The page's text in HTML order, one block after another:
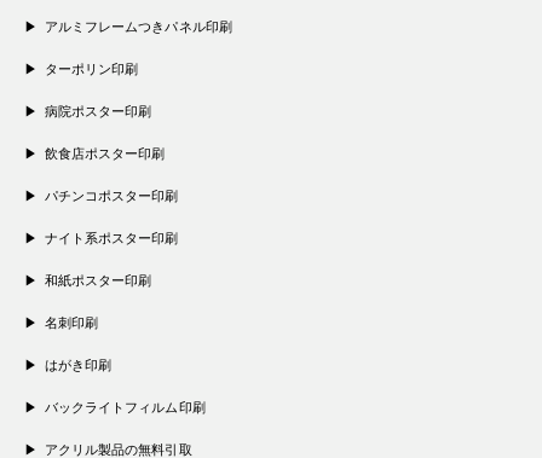
アルミフレームつきパネル印刷
ターポリン印刷
病院ポスター印刷
飲食店ポスター印刷
パチンコポスター印刷
ナイト系ポスター印刷
和紙ポスター印刷
名刺印刷
はがき印刷
バックライトフィルム印刷
アクリル製品の無料引取